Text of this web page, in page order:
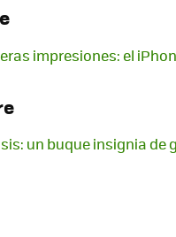
impresiones: el
un buque insignia de